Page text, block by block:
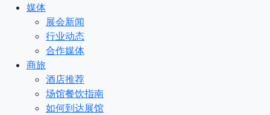
媒体
展会新闻
行业动态
合作媒体
商旅
酒店推荐
场馆餐饮指南
如何到达展馆